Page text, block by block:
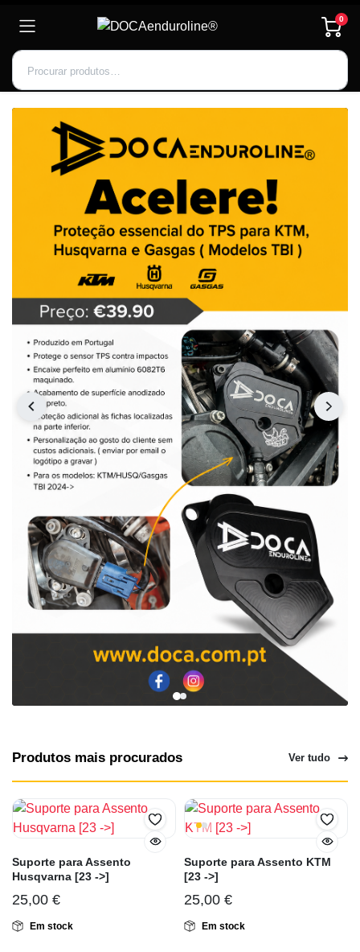
0
Produtos mais procurados Ver tudo
Suporte para Assento
Husqvarna [23 ->]
25,00 €
Em stock
Suporte para Assento KTM
[23 ->]
25,00 €
Em stock
Inscrever-se